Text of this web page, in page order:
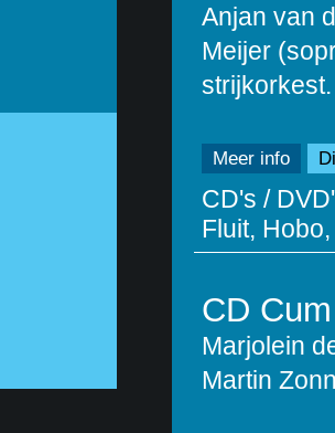
Anjan van
Meijer
Meer info
CD's /
Fluit,
CD
Marjolein
Martin